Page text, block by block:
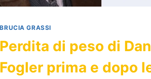
BRUCIA GRASSI
Perdita di peso di Dan
Fogler prima e dopo